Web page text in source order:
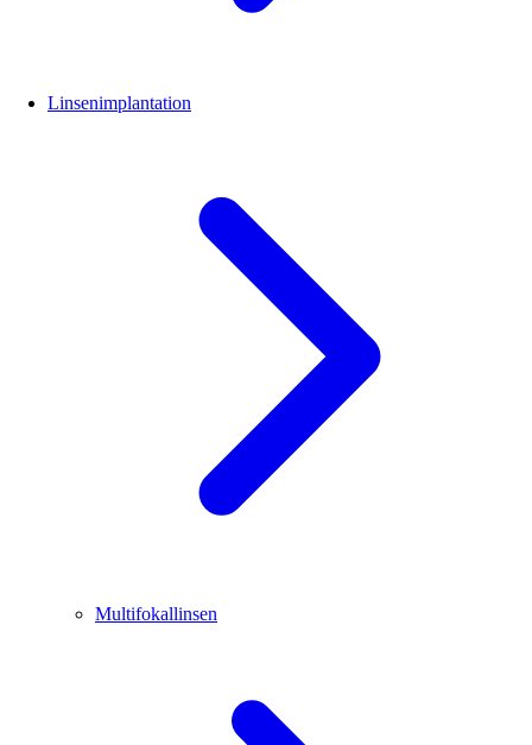
Linsenimplantation
Multifokallinsen